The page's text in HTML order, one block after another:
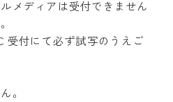
メディアは受付できません
受付にて必ず試写のうえご
。